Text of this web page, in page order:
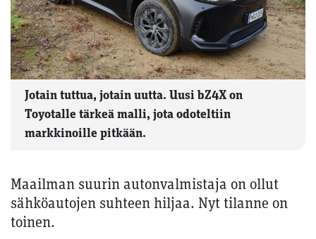
Jotain tuttua, jotain uutta. Uusi bZ4X on
Toyotalle tärkeä malli, jota odoteltiin
markkinoille pitkään.
Maailman suurin autonvalmistaja on ollut
sähköautojen suhteen hiljaa. Nyt tilanne on
toinen.